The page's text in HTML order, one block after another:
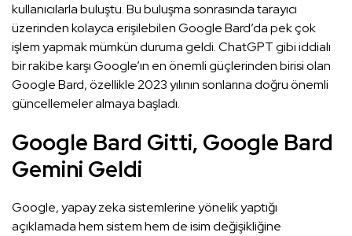
kullanıcılarla buluştu. Bu buluşma sonrasında tarayıcı
üzerinden kolayca erişilebilen Google Bard’da pek çok
işlem yapmak mümkün duruma geldi. ChatGPT gibi iddialı
bir rakibe karşı Google’ın en önemli güçlerinden birisi olan
Google Bard, özellikle 2023 yılının sonlarına doğru önemli
güncellemeler almaya başladı.
Google Bard Gitti, Google Bard
Gemini Geldi
Google, yapay zeka sistemlerine yönelik yaptığı
açıklamada hem sistem hem de isim değişikliğine